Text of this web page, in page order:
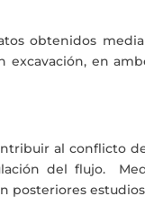
obtenidos
en
al conflicto
del flujo.
posteriores